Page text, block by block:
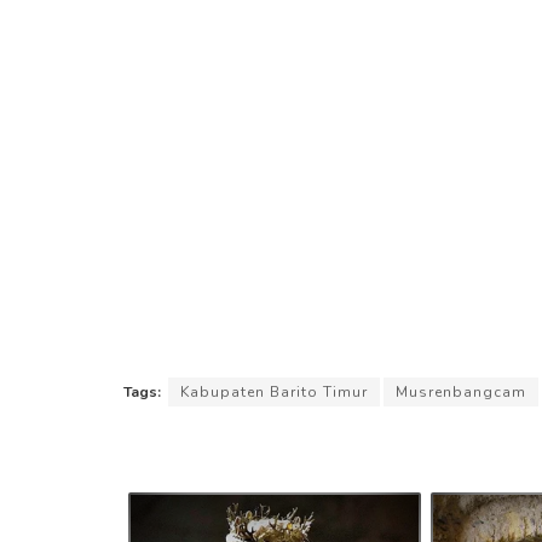
Tags: Kabupaten Barito Timur Musrenbangcam